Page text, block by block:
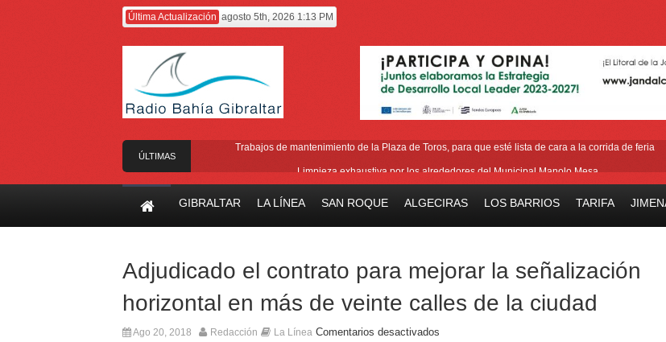
Última Actualización agosto 5th, 2026 1:13 PM
ÚLTIMAS
NOTICIAS
Trabajos de mantenimiento de la Plaza de Toros, para que esté lista de cara a la corrida de feria
Limpieza exhaustiva por los alrededores del Municipal Manolo Mesa
GIBRALTAR LA LÍNEA SAN ROQUE ALGECIRAS LOS BARRIOS TARIFA
Adjudicado el contrato para mejorar la señalización
horizontal en más de veinte calles de la ciudad
Ago 20, 2018 Redacción La Línea Comentarios desactivados